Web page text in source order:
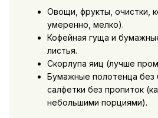
Овощи, фрукты, очистки,
умеренно, мелко).
Кофейная гуща и
листья.
Скорлупа яиц (лучше
Бумажные полотенца без
салфетки без пропиток
небольшими порциями).